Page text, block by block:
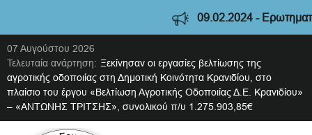
09.02.2024 -
07 Αυγούστου 2026
Τελευταία ανάρτηση: Ξεκίνησαν οι εργασίες βελτίωσης της
αγροτικής οδοποιίας στη Δημοτική Κοινότητα Κρανιδίου, στο
πλαίσιο του έργου «Βελτίωση Αγροτικής Οδοποιίας Δ.Ε. Κρανιδίου»
– «ΑΝΤΩΝΗΣ ΤΡΙΤΣΗΣ», συνολικού π/υ 1.275.903,85€